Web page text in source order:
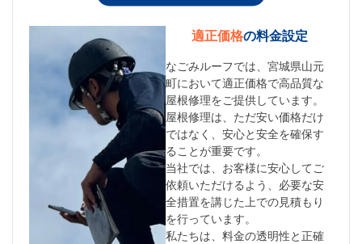
適正価格の料金設定
なごみルーフでは、宮城県山元
町において適正価格で高品質な
屋根修理をご提供しています。
屋根修理は、ただ安い価格だけ
ではなく、安心と安全を確保す
ることが重要です。
当社では、お客様に安心してご
依頼いただけるよう、必要な安
全措置を講じた上での見積もり
を行っています。
私たちは、料金の透明性と正確